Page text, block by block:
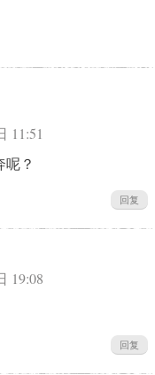
11:51
呢？
回复
19:08
回复